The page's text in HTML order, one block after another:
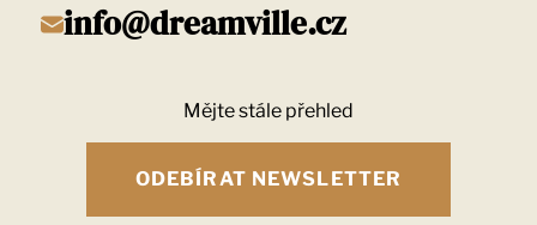
info@dreamville.cz
Mějte stále přehled
ODEBÍRAT NEWSLETTER